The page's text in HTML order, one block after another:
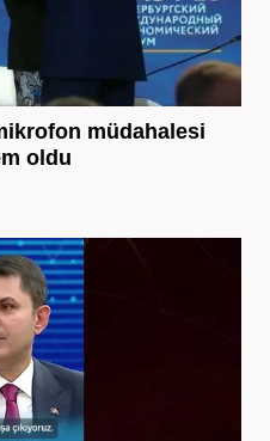
müdahalesi
oldu